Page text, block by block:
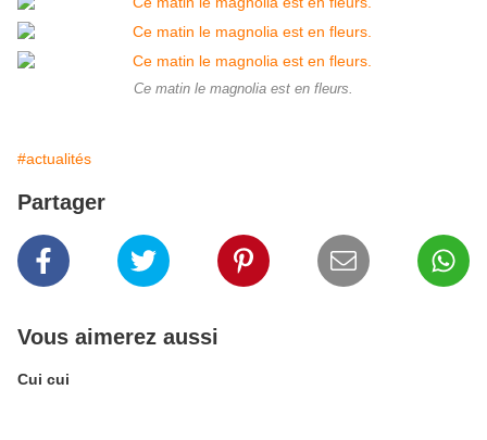
Ce matin le magnolia est en fleurs.
#actualités
Partager
Vous aimerez aussi
Cui cui